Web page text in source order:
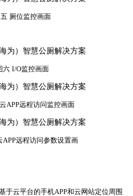
五 厕位监控画面
六 I/O监控画面
APP远程访问监控画面
APP远程访问参数设置画
于云平台的手机APP和云网站定位周围